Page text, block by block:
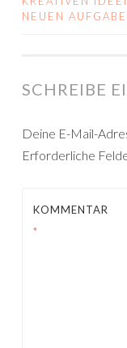
NEUEN
SCHREIBE
Deine E-Mail-
Erforderliche
KOMMENTAR
*